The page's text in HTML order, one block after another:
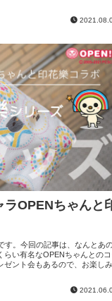
ラOPENちゃんと
す。今回の記事は、なんとあ
い有名なOPENちゃんとのコ
ント会もあるので、お楽しみ